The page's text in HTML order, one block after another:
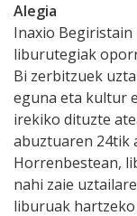
Alegia
Inaxio Begiristain
liburutegiak
Bi zerbitzuek
eguna eta kultur
irekiko dituzte
abuztuaren 24tik
Horrenbestean,
nahi zaie
liburuak hartzeko